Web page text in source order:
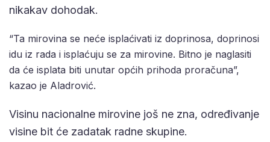
nikakav dohodak.
“Ta mirovina se neće isplaćivati iz doprinosa, doprinosi
idu iz rada i isplaćuju se za mirovine. Bitno je naglasiti
da će isplata biti unutar općih prihoda proračuna”,
kazao je Aladrović.
Visinu nacionalne mirovine još ne zna, određivanje
visine bit će zadatak radne skupine.